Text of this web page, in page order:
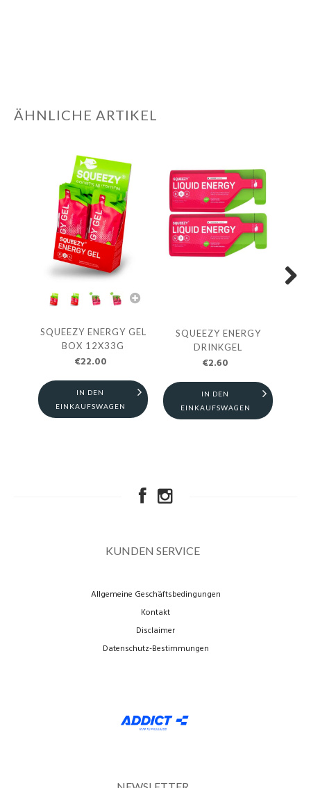
ÄHNLICHE ARTIKEL
SQUEEZY ENERGY GEL
BOX 12X33G
€22.00
IN DEN
EINKAUFSWAGEN
SQUEEZY ENERGY
DRINKGEL
€2.60
IN DEN
EINKAUFSWAGEN
KUNDEN SERVICE
Allgemeine Geschäftsbedingungen
Kontakt
Disclaimer
Datenschutz-Bestimmungen